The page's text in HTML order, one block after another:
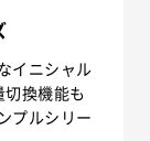
イニシャル
換機能も
プルシリー